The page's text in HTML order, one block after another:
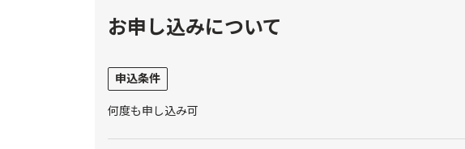
お申し込みについて
申込条件
何度も申し込み可